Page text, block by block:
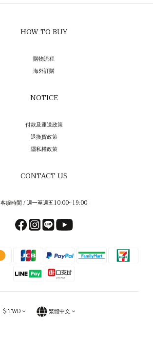
HOW TO BUY
購物流程
海外訂購
NOTICE
付款及運送政策
退換貨政策
隱私權政策
CONTACT US
客服時間 / 週一至週五10:00~19:00
$TWD 繁體中文